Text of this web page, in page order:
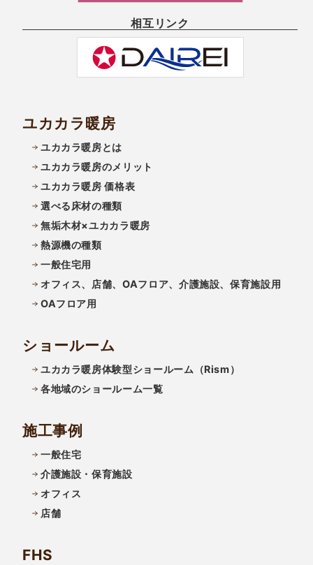
相互リンク
ユカカラ暖房
ユカカラ暖房とは
ユカカラ暖房のメリット
ユカカラ暖房 価格表
選べる床材の種類
無垢木材×ユカカラ暖房
熱源機の種類
一般住宅用
オフィス、店舗、OAフロア、介護施設、保育施設用
OAフロア用
ショールーム
ユカカラ暖房体験型ショールーム（Rism）
各地域のショールーム一覧
施工事例
一般住宅
介護施設・保育施設
オフィス
店舗
FHS